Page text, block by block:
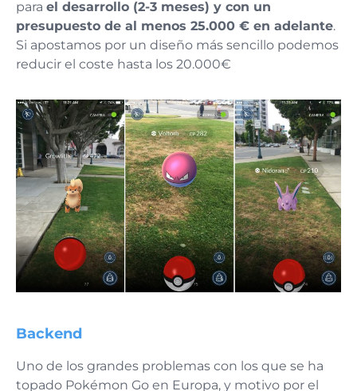
para el desarrollo (2-3 meses) y con un
presupuesto de al menos 25.000 € en adelante.
Si apostamos por un diseño más sencillo podemos
reducir el coste hasta los 20.000€
Backend
Uno de los grandes problemas con los que se ha
topado Pokémon Go en Europa, y motivo por el